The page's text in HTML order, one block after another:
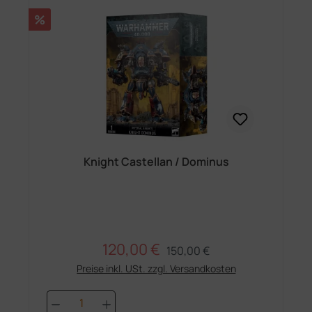
Rabatt
%
Knight Castellan / Dominus
Verkaufspreis:
120,00 € Regulärer Preis:
150,00 €
Preise inkl. USt. zzgl. Versandkosten
Produkt Anzahl: Gib den